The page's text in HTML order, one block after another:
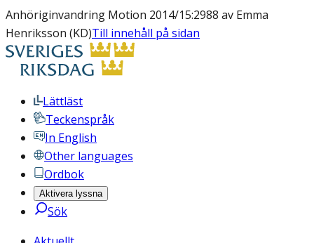
Anhöriginvandring Motion 2014/15:2988 av Emma
Henriksson (KD)Till innehåll på sidan
Lättläst
Teckenspråk
In English
Other languages
Ordbok
Aktivera lyssna
Sök